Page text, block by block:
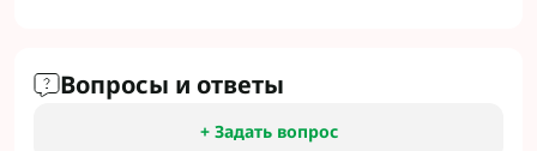
Вопросы и ответы
+ Задать вопрос